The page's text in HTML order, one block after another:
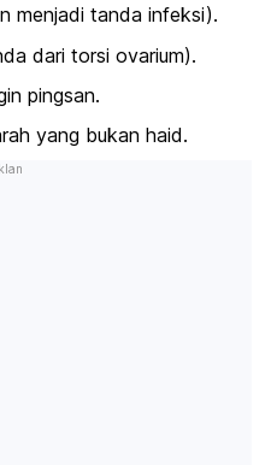
menjadi tanda infeksi).
dari torsi ovarium).
pingsan.
yang bukan haid.